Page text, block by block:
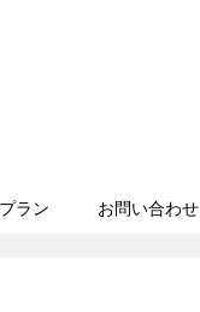
ラン お問い合わせ